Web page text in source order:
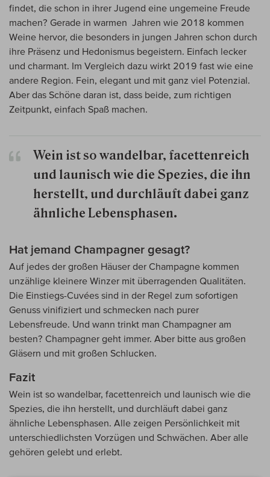
findet, die schon in ihrer Jugend eine ungemeine Freude
machen? Gerade in warmen Jahren wie 2018 kommen
Weine hervor, die besonders in jungen Jahren schon durch
ihre Präsenz und Hedonismus begeistern. Einfach lecker
und charmant. Im Vergleich dazu wirkt 2019 fast wie eine
andere Region. Fein, elegant und mit ganz viel Potenzial.
Aber das Schöne daran ist, dass beide, zum richtigen
Zeitpunkt, einfach Spaß machen.
Wein ist so wandelbar, facettenreich
und launisch wie die Spezies, die ihn
herstellt, und durchläuft dabei ganz
ähnliche Lebensphasen.
Hat jemand Champagner gesagt?
Auf jedes der großen Häuser der Champagne kommen
unzählige kleinere Winzer mit überragenden Qualitäten.
Die Einstiegs-Cuvées sind in der Regel zum sofortigen
Genuss vinifiziert und schmecken nach purer
Lebensfreude. Und wann trinkt man Champagner am
besten? Champagner geht immer. Aber bitte aus großen
Gläsern und mit großen Schlucken.
Fazit
Wein ist so wandelbar, facettenreich und launisch wie die
Spezies, die ihn herstellt, und durchläuft dabei ganz
ähnliche Lebensphasen. Alle zeigen Persönlichkeit mit
unterschiedlichsten Vorzügen und Schwächen. Aber alle
gehören gelebt und erlebt.